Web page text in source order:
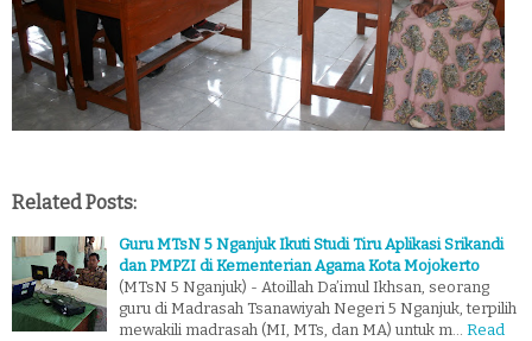
Related Posts:
Guru MTsN 5 Nganjuk Ikuti Studi Tiru Aplikasi Srikandi
dan PMPZI di Kementerian Agama Kota Mojokerto
(MTsN 5 Nganjuk) - Atoillah Da’imul Ikhsan, seorang
guru di Madrasah Tsanawiyah Negeri 5 Nganjuk, terpilih
mewakili madrasah (MI, MTs, dan MA) untuk m… Read